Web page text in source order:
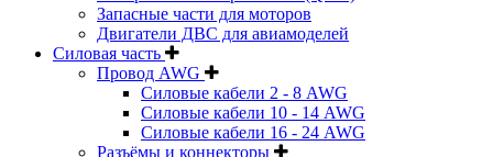
Запасные части для моторов
Двигатели ДВС для авиамоделей
Силовая часть
Провод AWG
Силовые кабели 2 - 8 AWG
Силовые кабели 10 - 14 AWG
Силовые кабели 16 - 24 AWG
Разъёмы и коннекторы